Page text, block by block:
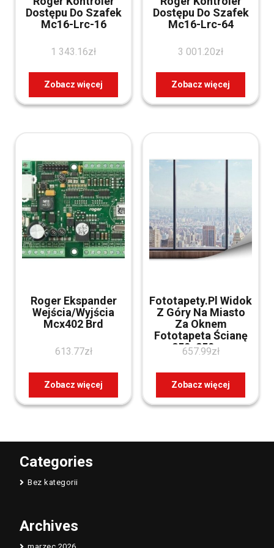
Dostępu Do Szafek
Mc16-Lrc-16
1 343.16zł
Zobacz więcej
Dostępu Do Szafek
Mc16-Lrc-64
3 001.20zł
Zobacz więcej
Roger Ekspander
Wejścia/Wyjścia
Mcx402 Brd
613.77zł
Zobacz więcej
Fototapety.Pl Widok
Z Góry Na Miasto
Za Oknem
Fototapeta Ścianę
250x250cm
Magicstick
657.99zł
Zobacz więcej
Categories
Bez kategorii
Archives